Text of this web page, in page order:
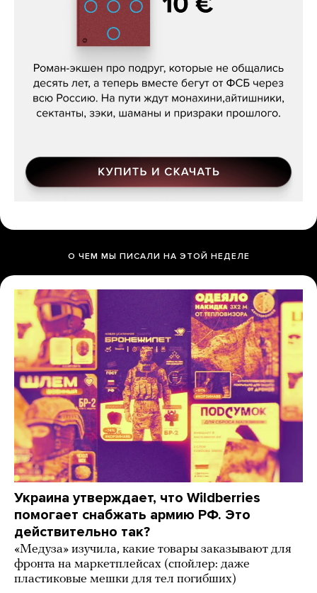
Кира Ярмыш, «Тут недалеко»
О ЧЕМ МЫ ПИСАЛИ НА ЭТОЙ НЕДЕЛЕ
Украина утверждает, что Wildberries
помогает снабжать армию РФ. Это
действительно так?
«Медуза» изучила, какие товары заказывают для
фронта на маркетплейсах (спойлер: даже
пластиковые мешки для тел погибших)